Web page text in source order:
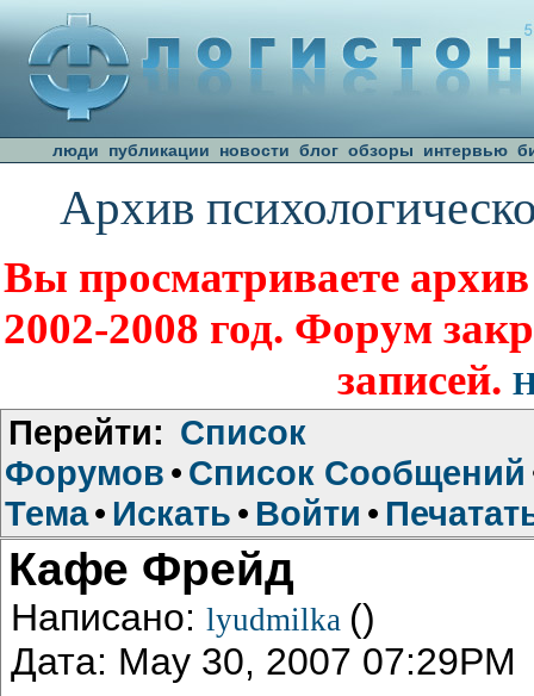
люди публикации новости блог обзоры интервью
Архив
Вы просматриваете
2002-2008 год. Форум
записей.
Перейти: Список
Форумов • Список Сообщений
Тема• Искать • Войти •
Кафе Фрейд
Написано: lyudmilka ()
Дата: May 30, 2007 07:29PM